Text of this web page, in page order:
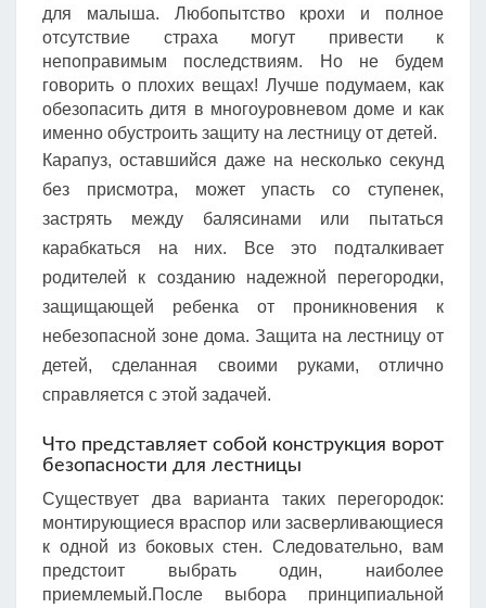
для малыша. Любопытство крохи и полное
отсутствие страха могут привести к
непоправимым последствиям. Но не будем
говорить о плохих вещах! Лучше подумаем, как
обезопасить дитя в многоуровневом доме и как
именно обустроить защиту на лестницу от детей.
Карапуз, оставшийся даже на несколько секунд
без присмотра, может упасть со ступенек,
застрять между балясинами или пытаться
карабкаться на них. Все это подталкивает
родителей к созданию надежной перегородки,
защищающей ребенка от проникновения к
небезопасной зоне дома. Защита на лестницу от
детей, сделанная своими руками, отлично
справляется с этой задачей.
Что представляет собой конструкция ворот
безопасности для лестницы
Существует два варианта таких перегородок:
монтирующиеся враспор или засверливающиеся
к одной из боковых стен. Следовательно, вам
предстоит выбрать один, наиболее
приемлемый.После выбора принципиальной